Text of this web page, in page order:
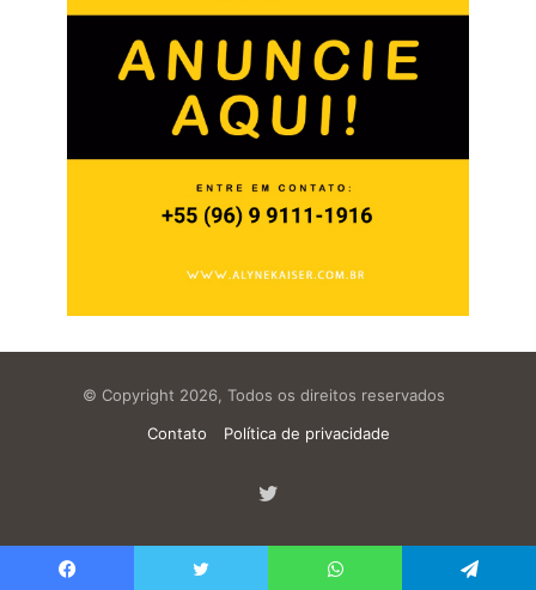
© Copyright 2026, Todos os direitos reservados
Contato
Política de privacidade
Twitter